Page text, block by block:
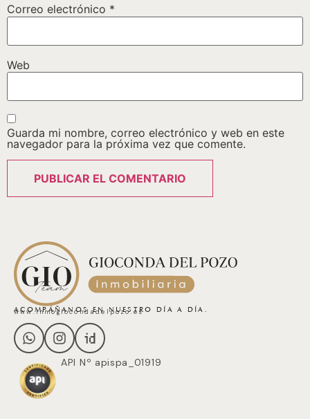
Correo electrónico *
Web
Guarda mi nombre, correo electrónico y web en este
navegador para la próxima vez que comente.
ACOMPÁÑANOS EN NUESTRO DÍA A DÍA.
www.inmogiocondadelpozo.es
API Nº apispa_01919